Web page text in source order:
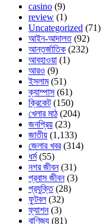
casino (9)
review (1)
Uncategorized (71)
আইন-আদালত(92)
আন্তর্জাতিক (232)
আবহাওয়া (1)
আরও (9)
ইসলাম(51)
ক্যাম্পাস(61)
ক্রিকেট(150)
খেলার মাঠ(204)
জনপ্রিয় (23)
জাতীয় (1,133)
জেলার খবর(314)
ধর্ম(55)
নগর জীবন(31)
প্রবাস জীবন(3)
প্রযুক্তি(28)
ফুটবল(32)
ফ্যাশন(3)
বাণিজ্য (81)